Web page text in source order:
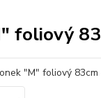
foliový